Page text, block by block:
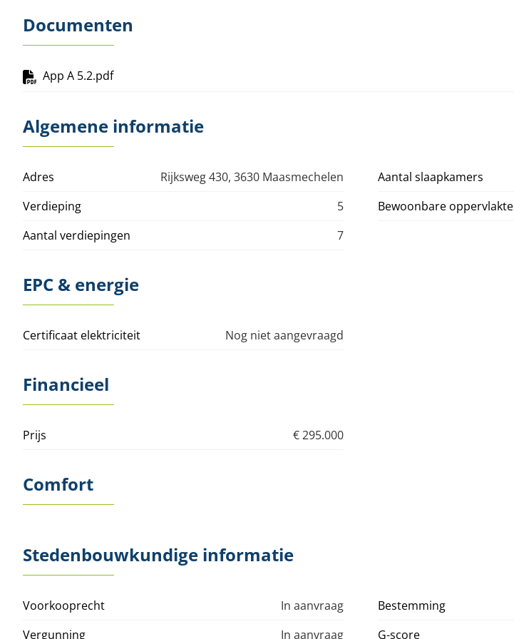
Documenten
App A 5.2.pdf
Algemene informatie
Adres Rijksweg 430, 3630 Maasmechelen Aantal slaapkamers
Verdieping
5 Bewoonbare oppervlakte
Aantal verdiepingen
7
EPC & energie
Certificaat elektriciteit Nog niet aangevraagd
Financieel
Prijs € 295.000
Comfort
Stedenbouwkundige informatie
Voorkooprecht In aanvraag Bestemming
Vergunning
In aanvraag G-score